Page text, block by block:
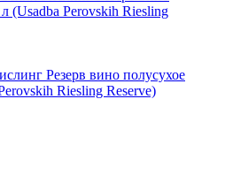
Резерв вино полусухое
Riesling Reserve)